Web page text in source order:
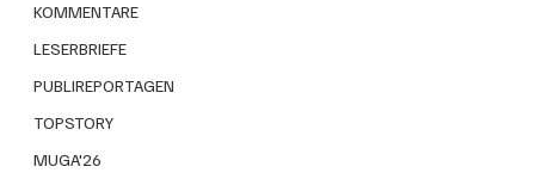
KOMMENTARE
LESERBRIEFE
PUBLIREPORTAGEN
TOPSTORY
MUGA'26